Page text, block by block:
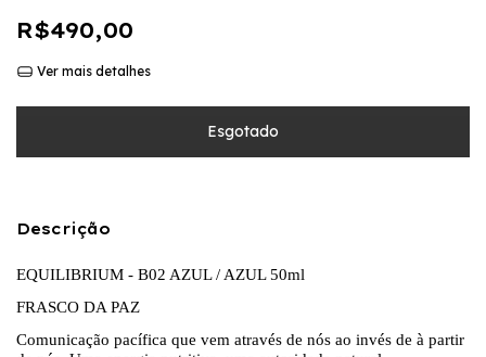
R$490,00
Ver mais detalhes
Descrição
EQUILIBRIUM - B02 AZUL / AZUL 50ml
FRASCO DA PAZ
Comunicação pacífica que vem através de nós ao invés de à partir